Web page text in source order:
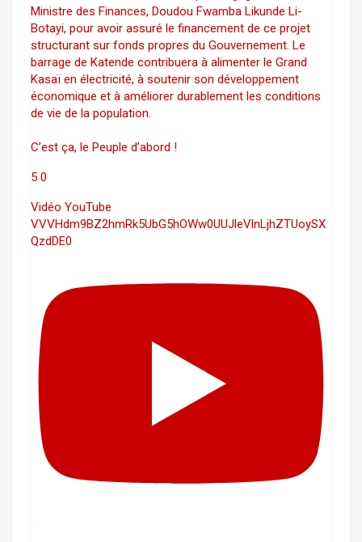
Ministre des Finances, Doudou Fwamba Likunde Li-
Botayi, pour avoir assuré le financement de ce projet
structurant sur fonds propres du Gouvernement. Le
barrage de Katende contribuera à alimenter le Grand
Kasaï en électricité, à soutenir son développement
économique et à améliorer durablement les conditions
de vie de la population.
C’est ça, le Peuple d’abord !
5 0
Vidéo YouTube
VVVHdm9BZ2hmRk5UbG5hOWw0UUJleVlnLjhZTUoySX
QzdDE0